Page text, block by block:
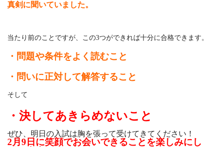
真剣に聞いていました。
当たり前のことですが、この3つができれば十分に合格できます。
・問題や条件をよく読むこと
・問いに正対して解答すること
そして
・決してあきらめないこと
ぜひ、明日の入試は胸を張って受けてきてください！
2月9日に笑顔でお会いできることを楽しみにし